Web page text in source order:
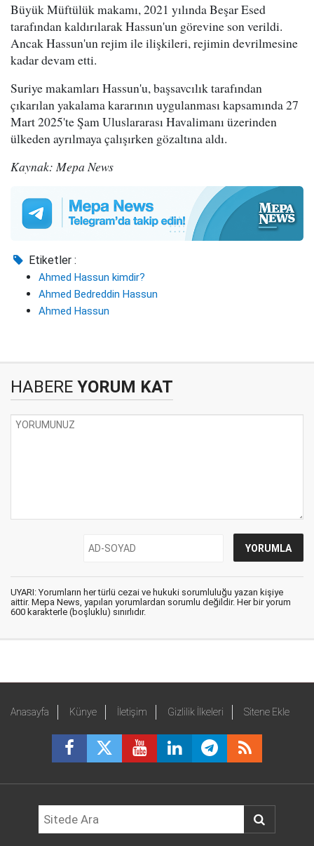
Büyük Müftülük makamı, 2021 yılında Beşar Esed
tarafından kaldırılarak Hassun'un görevine son verildi.
Ancak Hassun'un rejim ile ilişkileri, rejimin devrilmesine
kadar devam etti.
Suriye makamları Hassun'u, başsavcılık tarafından
çıkarılan yakalama kararının uygulanması kapsamında 27
Mart 2025'te Şam Uluslararası Havalimanı üzerinden
ülkeden ayrılmaya çalışırken gözaltına aldı.
Kaynak: Mepa News
Etiketler :
Ahmed Hassun kimdir?
Ahmed Bedreddin Hassun
Ahmed Hassun
HABERE YORUM KAT
UYARI: Yorumların her türlü cezai ve hukuki sorumluluğu yazan kişiye
aittir. Mepa News, yapılan yorumlardan sorumlu değildir. Her bir yorum
600 karakterle (boşluklu) sınırlıdır.
Anasayfa Künye İletişim Gizlilik İlkeleri Sitene Ekle